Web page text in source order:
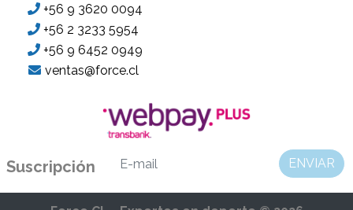
+56 9 3620 0094
+56 2 3233 5954
+56 9 6452 0949
ventas@force.cl
Suscripción ENVIAR